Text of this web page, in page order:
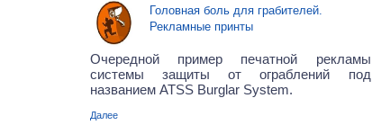
Головная боль для грабителей.
Рекламные принты
Очередной пример печатной рекламы
системы защиты от ограблений под
названием ATSS Burglar System.
Далее